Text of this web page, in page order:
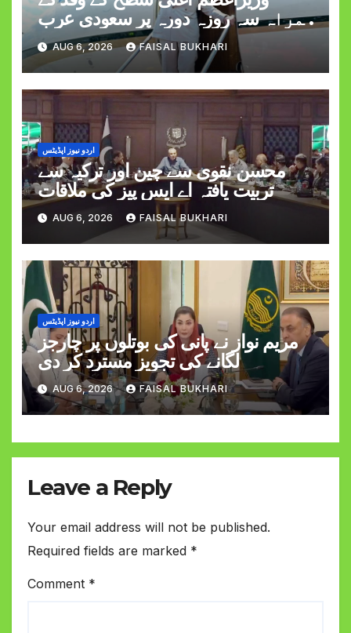
ہمراہ سہ روزہ دورہ پر سعودی عرب
روانہ
AUG 6, 2026 FAISAL BUKHARI
اردو نیوز اپڈیٹس
محسن نقوی سے چین اور ترکیہ سے
تربیت یافتہ اے ایس پیز کی ملاقات
AUG 6, 2026 FAISAL BUKHARI
اردو نیوز اپڈیٹس
مریم نواز نے پانی کی بوتلوں پر چارجز
لگانے کی تجویز مسترد کر دی
AUG 6, 2026 FAISAL BUKHARI
Leave a Reply
Your email address will not be published.
Required fields are marked *
Comment *